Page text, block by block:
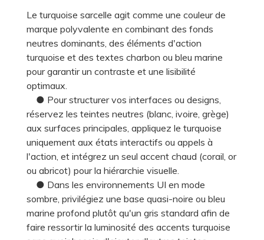
Le turquoise sarcelle agit comme une couleur de
marque polyvalente en combinant des fonds
neutres dominants, des éléments d'action
turquoise et des textes charbon ou bleu marine
pour garantir un contraste et une lisibilité
optimaux.
● Pour structurer vos interfaces ou designs,
réservez les teintes neutres (blanc, ivoire, grège)
aux surfaces principales, appliquez le turquoise
uniquement aux états interactifs ou appels à
l'action, et intégrez un seul accent chaud (corail, or
ou abricot) pour la hiérarchie visuelle.
● Dans les environnements UI en mode
sombre, privilégiez une base quasi-noire ou bleu
marine profond plutôt qu'un gris standard afin de
faire ressortir la luminosité des accents turquoise